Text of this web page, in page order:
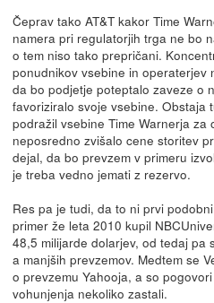
Čeprav tako AT&T kakor Time
namera pri regulatorjih trga ne bo
o tem niso tako prepričani.
ponudnikov vsebine in operaterjev
da bo podjetje poteptalo zaveze o
favoriziralo svoje vsebine. Obstaja
podražil vsebine Time Warnerja
neposredno zvišalo cene storitev
dejal, da bo prevzem v primeru
je treba vedno jemati z rezervo.
Res pa je tudi, da to ni prvi
primer že leta 2010 kupil
48,5 milijarde dolarjev, od tedaj pa
a manjših prevzemov. Medtem se
o prevzemu Yahooja, a so
vohunjenja nekoliko zastali.